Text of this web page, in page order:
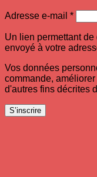
Adresse e-mail *
Un lien permettant
envoyé à votre
Vos données
commande,
d'autres fins décrites
S’inscrire